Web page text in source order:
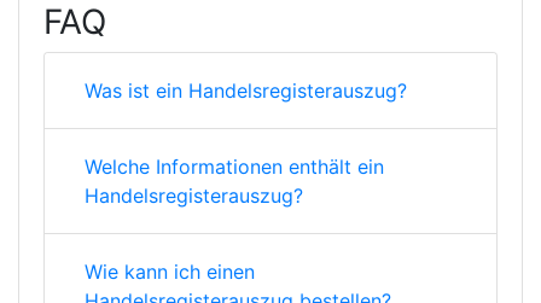
FAQ
Was ist ein Handelsregisterauszug?
Welche Informationen enthält ein
Handelsregisterauszug?
Wie kann ich einen